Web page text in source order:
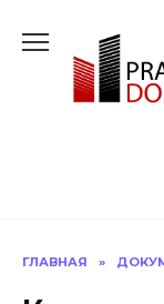
содержанию
ГЛАВНАЯ »